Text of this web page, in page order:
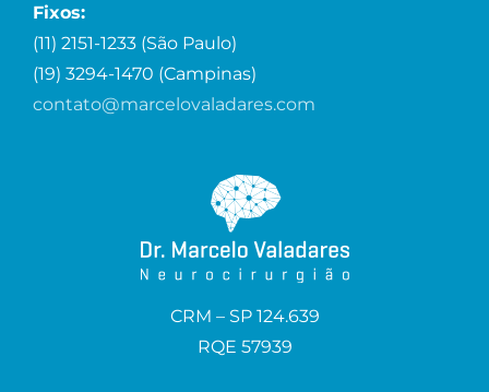
Fixos:
(11) 2151-1233 (São Paulo)
(19) 3294-1470 (Campinas)
contato@marcelovaladares.com
CRM – SP 124.639
RQE 57939